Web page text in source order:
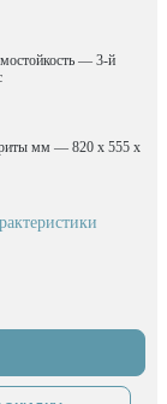
— 3-й
мм — 820 x 555 x